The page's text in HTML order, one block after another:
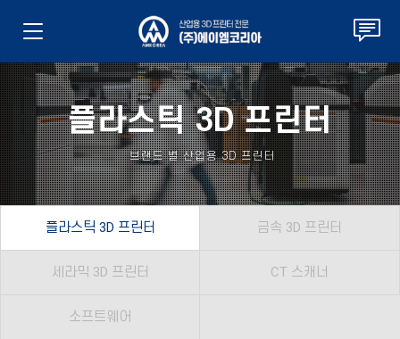
플라스틱 3D 프린터
브랜드 별 산업용 3D 프린터
플라스틱 3D 프린터 금속 3D 프린터
세라믹 3D 프린터 CT 스캐너
소프트웨어